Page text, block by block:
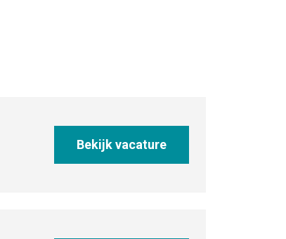
Bekijk vacature